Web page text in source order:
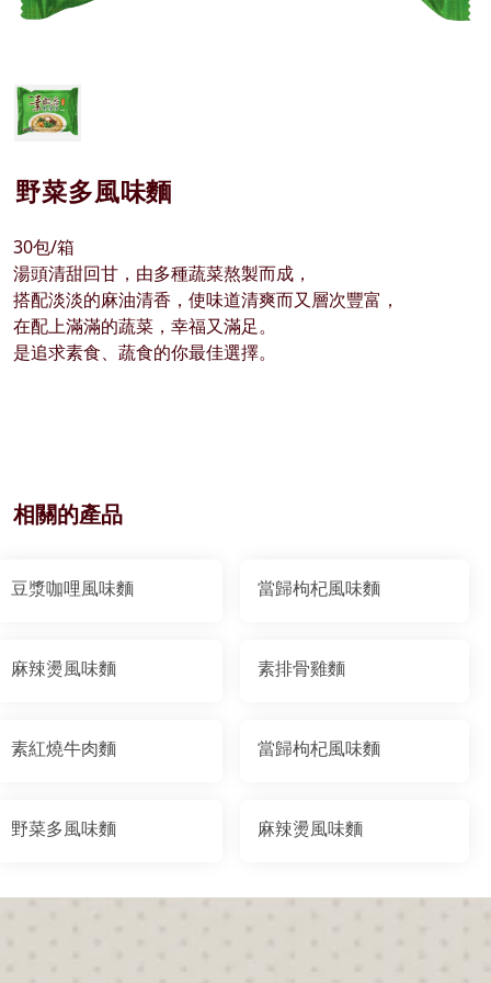
野菜多風味麵
30包/箱
湯頭清甜回甘，由多種蔬菜熬製而成，
搭配淡淡的麻油清香，使味道清爽而又層次豐富，
在配上滿滿的蔬菜，幸福又滿足。
是追求素食、蔬食的你最佳選擇。
相關的產品
豆漿咖哩風味麵 當歸枸杞風味麵
麻辣燙風味麵 素排骨雞麵
素紅燒牛肉麵 當歸枸杞風味麵
野菜多風味麵 麻辣燙風味麵